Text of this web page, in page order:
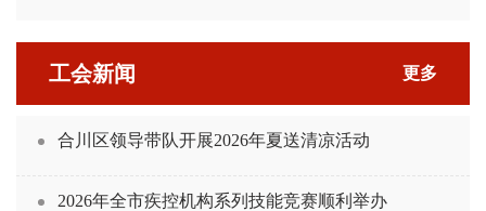
工会新闻 更多
合川区领导带队开展2026年夏送清凉活动
2026年全市疾控机构系列技能竞赛顺利举办